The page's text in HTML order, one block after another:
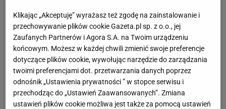
Koniec z suchymi wiórami. Schab ma w środku
coś, co trzyma soczystość
To nie droga na skróty. Matka pokazuje, jak
naprawdę wygląda edukacja domowa
MATERIAŁ PROMOCYJNY
Klikając „Akceptuję” wyrażasz też zgodę na zainstalowanie i
przechowywanie plików cookie Gazeta.pl sp. z o.o., jej
Zaufanych Partnerów i Agora S.A. na Twoim urządzeniu
końcowym. Możesz w każdej chwili zmienić swoje preferencje
dotyczące plików cookie, wywołując narzędzie do zarządzania
twoimi preferencjami dot. przetwarzania danych poprzez
odnośnik „Ustawienia prywatności ” w stopce serwisu i
przechodząc do „Ustawień Zaawansowanych”. Zmiana
ustawień plików cookie możliwa jest także za pomocą ustawień